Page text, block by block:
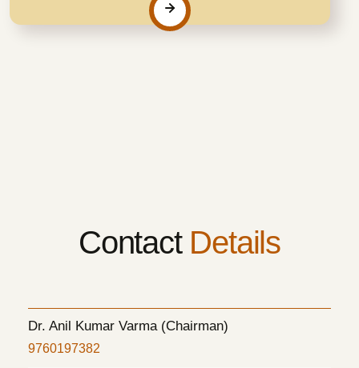
Contact Details
Dr. Anil Kumar Varma (Chairman)
9760197382